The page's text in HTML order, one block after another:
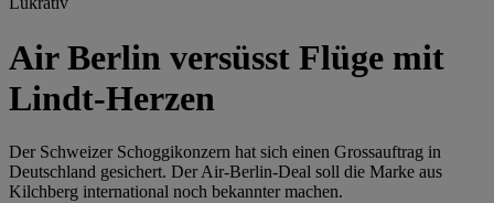
Air Berlin versüsst Flüge mit
Lindt-Herzen
Der Schweizer Schoggikonzern hat sich einen Grossauftrag in
Deutschland gesichert. Der Air-Berlin-Deal soll die Marke aus
Kilchberg international noch bekannter machen.